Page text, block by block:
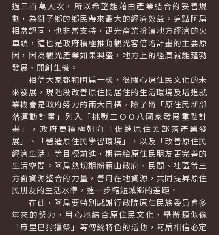
過三百萬人次，所以希望能藉由產業結合的妥善規
劃，為獅子鄉的鄉民帶來最大的經濟效益。這點阿扁
相當認同，也非常支持，觀光產業扮演地方經濟的火
車頭，這也是政府積極推動觀光客倍增計畫的主要原
因，因為觀光產業如果興盛，地方上的經濟就能蓬勃
發展、開創生機。
相信大家都和阿扁一樣，很關心原住民文化的未
來發展，現階段改善原住民居住的生活環境及增進就
業機會是政府努力的兩大目標，除了將「原住民新部
落運動計畫」列入「挑戰二ＯＯ八國家發展重點計
畫」，政府更積極朝向「促進原住民部落產業發
展」、「營造原住民學習環境」，以及「改善原住民
經濟生活」等目標前進，期待給原住民朋友更完善的
生活空間。阿扁熱切期盼藉由政府、民間、社區等三
方面資源整合的力量，善用在地資源，共同提昇原住
民朋友的生活水準，進一步縮短城鄉的差距。
在此，阿扁要特別感謝行政院原住民族委員會多
年來的努力，用心地結合原住民文化，舉辦類似像
「麻里巴狩獵祭」等傳統特色的活動，阿扁相信必定